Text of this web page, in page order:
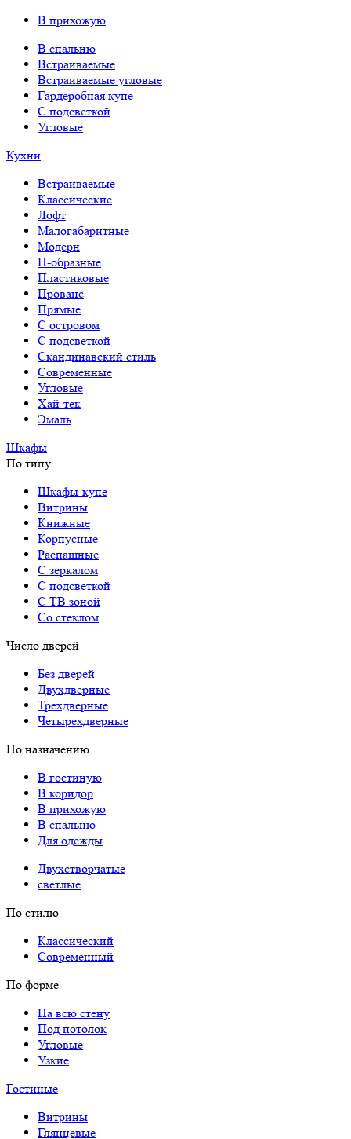
В прихожую
В спальню
Встраиваемые
Встраиваемые угловые
Гардеробная купе
С подсветкой
Угловые
Кухни
Встраиваемые
Классические
Лофт
Малогабаритные
Модерн
П-образные
Пластиковые
Прованс
Прямые
С островом
С подсветкой
Скандинавский стиль
Современные
Угловые
Хай-тек
Эмаль
Шкафы
По типу
Шкафы-купе
Витрины
Книжные
Корпусные
Распашные
С зеркалом
С подсветкой
С ТВ зоной
Со стеклом
Число дверей
Без дверей
Двухдверные
Трехдверные
Четырехдверные
По назначению
В гостиную
В коридор
В прихожую
В спальню
Для одежды
Двухстворчатые
светлые
По стилю
Классический
Современный
По форме
На всю стену
Под потолок
Угловые
Узкие
Гостиные
Витрины
Глянцевые